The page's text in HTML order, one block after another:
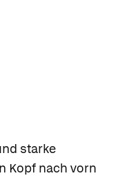
starke
Kopf nach vorn